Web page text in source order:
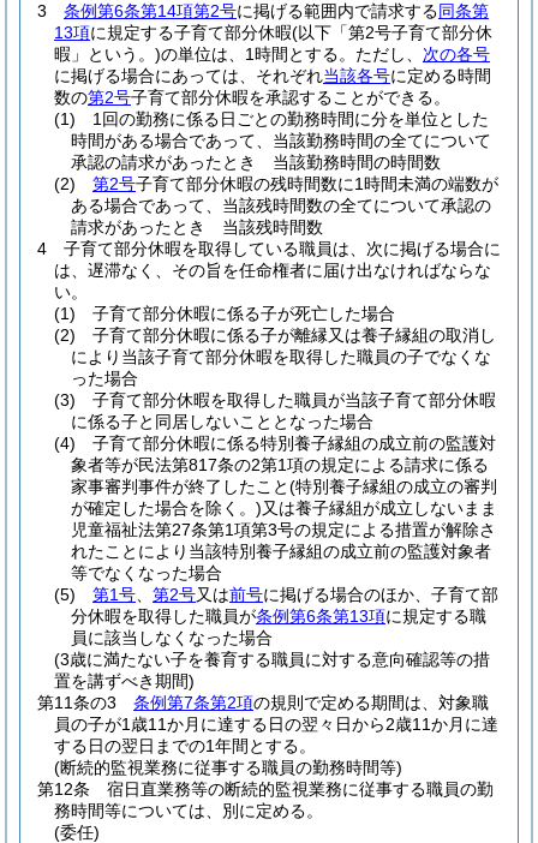
3
条例第6条第14項第2号に掲げる範囲内で請求する同条第
13項に規定する子育て部分休暇(以下「第2号子育て部分休
暇」という。)の単位は、1時間とする。 ただし、 次の各号
に掲げる場合にあっては、それぞれ当該各号に定める時間
数の第2号子育て部分休暇を承認することができる。
(1)
1回の勤務に係る日ごとの勤務時間に分を単位とした
時間がある場合であって、当該勤務時間の全てについて
承認の請求があったとき 当該勤務時間の時間数
(2)
第2号子育て部分休暇の残時間数に1時間未満の端数が
ある場合であって、当該残時間数の全てについて承認の
請求があったとき 当該残時間数
4
子育て部分休暇を取得している職員は、次に掲げる場合に
は、遅滞なく、その旨を任命権者に届け出なければならな
い。
(1)
子育て部分休暇に係る子が死亡した場合
(2)
子育て部分休暇に係る子が離縁又は養子縁組の取消し
により当該子育て部分休暇を取得した職員の子でなくな
った場合
(3)
子育て部分休暇を取得した職員が当該子育て部分休暇
に係る子と同居しないこととなった場合
(4)
子育て部分休暇に係る特別養子縁組の成立前の監護対
象者等が民法第817条の2第1項の規定による請求に係る
家事審判事件が終了したこと(特別養子縁組の成立の審判
が確定した場合を除く。)又は養子縁組が成立しないまま
児童福祉法第27条第1項第3号の規定による措置が解除さ
れたことにより当該特別養子縁組の成立前の監護対象者
等でなくなった場合
(5)
第1号 第2号又は前号に掲げる場合のほか、子育て部
分休暇を取得した職員が条例第6条第13項に規定する職
員に該当しなくなった場合
(3歳に満たない子を養育する職員に対する意向確認等の措
置を講ずべき期間)
第11条の3
条例第7条第2項の規則で定める期間は、対象職
員の子が1歳11か月に達する日の翌々日から2歳11か月に達
する日の翌日までの1年間とする。
(断続的監視業務に従事する職員の勤務時間等)
第12条
宿日直業務等の断続的監視業務に従事する職員の勤
務時間等については、別に定める。
(委任)